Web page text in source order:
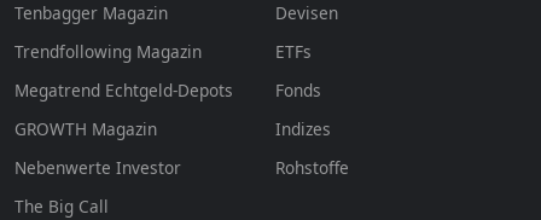
Tenbagger Magazin
Trendfollowing Magazin
Megatrend Echtgeld-Depots
GROWTH Magazin
Nebenwerte Investor
The Big Call
Devisen
ETFs
Fonds
Indizes
Rohstoffe